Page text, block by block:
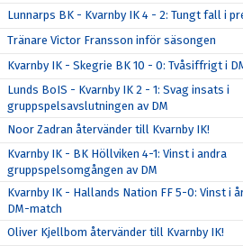
Lunnarps BK - Kvarnby IK 4 - 2: Tungt fall i
Tränare Victor Fransson inför säsongen
Kvarnby IK - Skegrie BK 10 - 0: Tvåsiffrigt i
Lunds BoIS - Kvarnby IK 2 - 1: Svag insats i
gruppspelsavslutningen av DM
Noor Zadran återvänder till Kvarnby IK!
Kvarnby IK - BK Höllviken 4-1: Vinst i andra
gruppspelsomgången av DM
Kvarnby IK - Hallands Nation FF 5-0: Vinst i
DM-match
Oliver Kjellbom återvänder till Kvarnby IK!